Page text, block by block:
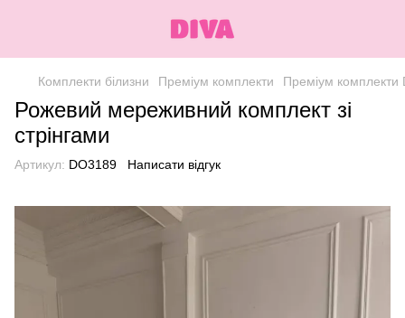
Комплекти білизни Преміум комплекти Преміум комплекти
Рожевий мереживний комплект зі
стрінгами
Артикул: DO3189 Написати відгук